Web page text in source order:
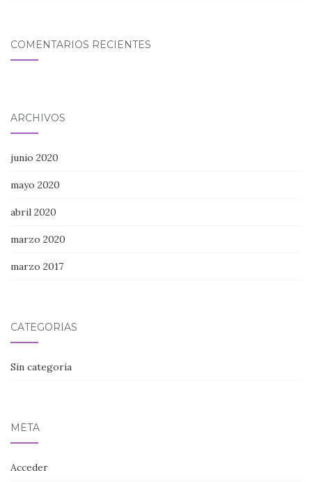
COMENTARIOS RECIENTES
ARCHIVOS
junio 2020
mayo 2020
abril 2020
marzo 2020
marzo 2017
CATEGORÍAS
Sin categoría
META
Acceder